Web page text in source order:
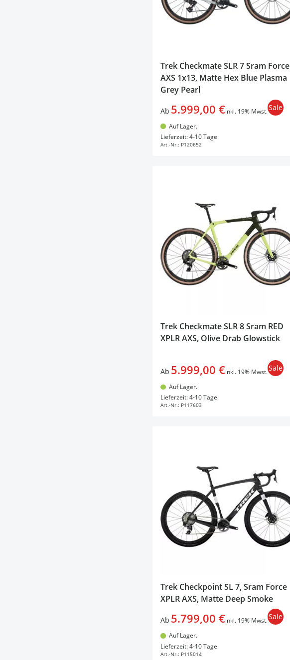
products available
Trek Checkmate SLR 7 Sram Force
AXS 1x13, Matte Hex Blue Plasma
Grey Pearl
Ab 5.999,00 €inkl. 19% Mwst.Sale
Auf Lager.
Lieferzeit: 4-10 Tage
Art.-Nr.: P120652
In den Warenkorb
Trek Checkmate SLR 8 Sram RED
XPLR AXS, Olive Drab Glowstick
Ab 5.999,00 €inkl. 19% Mwst.Sale
Auf Lager.
Lieferzeit: 4-10 Tage
Art.-Nr.: P117603
In den Warenkorb
Trek Checkpoint SL 7, Sram Force
XPLR AXS, Matte Deep Smoke
Ab 5.799,00 €inkl. 19% Mwst.Sale
Auf Lager.
Lieferzeit: 4-10 Tage
Art.-Nr.: P115014
In den Warenkorb